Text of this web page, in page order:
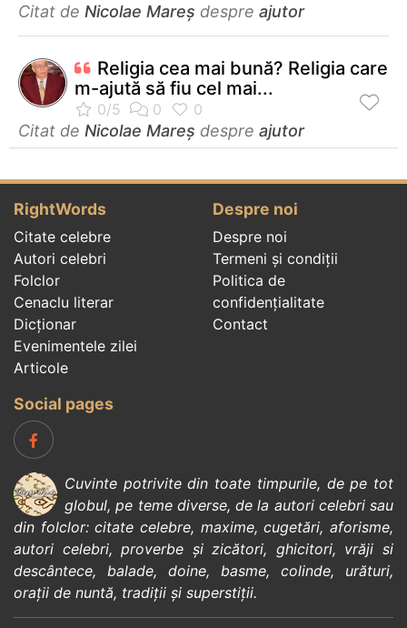
Citat de Nicolae Mareș despre ajutor
Religia cea mai bună? Religia care
m-ajută să fiu cel mai...
Citat de Nicolae Mareș despre ajutor
RightWords
Citate celebre
Autori celebri
Folclor
Cenaclu literar
Dicționar
Evenimentele zilei
Articole
Despre noi
Despre noi
Termeni și condiții
Politica de
confidenţialitate
Contact
Social pages
Cuvinte potrivite din toate timpurile, de pe tot
globul, pe teme diverse, de la autori celebrisau
din folclor:citate celebre, maxime,cugetări,aforisme,
autori celebri,proverbe și zicători, ghicitori, vrăji si
descântece, balade, doine, basme, colinde, urături,
orații de nuntă, tradiții și superstiții.